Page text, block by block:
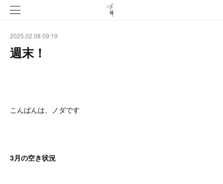
2025.02.08 09:19
週末！
こんばんは、ノダです
3月の空き状況